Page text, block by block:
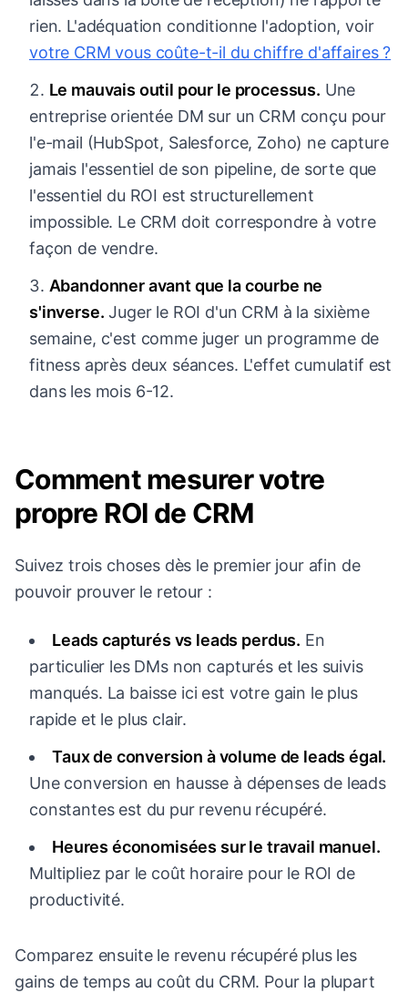
rien. L'adéquation conditionne l'adoption, voir
votre CRM vous coûte-t-il du chiffre d'affaires ?
Le mauvais outil pour le processus. Une
entreprise orientée DM sur un CRM conçu pour
l'e-mail (HubSpot, Salesforce, Zoho) ne capture
jamais l'essentiel de son pipeline, de sorte que
l'essentiel du ROI est structurellement
impossible. Le CRM doit correspondre à votre
façon de vendre.
Abandonner avant que la courbe ne
s'inverse. Juger le ROI d'un CRM à la sixième
semaine, c'est comme juger un programme de
fitness après deux séances. L'effet cumulatif est
dans les mois 6-12.
Comment mesurer votre
propre ROI de CRM
Suivez trois choses dès le premier jour afin de
pouvoir prouver le retour :
Leads capturés vs leads perdus. En
particulier les DMs non capturés et les suivis
manqués. La baisse ici est votre gain le plus
rapide et le plus clair.
Taux de conversion à volume de leads égal.
Une conversion en hausse à dépenses de leads
constantes est du pur revenu récupéré.
Heures économisées sur le travail manuel.
Multipliez par le coût horaire pour le ROI de
productivité.
Comparez ensuite le revenu récupéré plus les
gains de temps au coût du CRM. Pour la plupart